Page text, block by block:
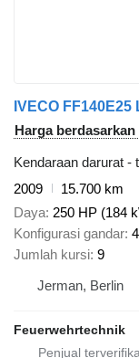
IVECO
Harga
Kendaraan darurat -
2009
15.700 km
Daya 250 HP (184
Konfigurasi gandar
Jumlah kursi 9
Jerman, Berlin
Feuerwehrtechnik